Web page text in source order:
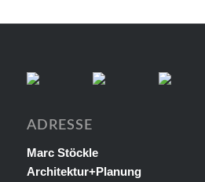
ADRESSE
Marc Stöckle
Architektur+Planung